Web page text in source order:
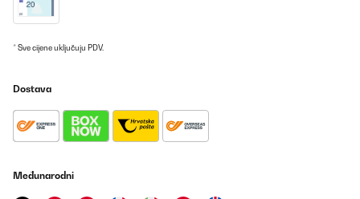
una lavastoviglie compatta, affidabile e duratura, questa
degli elettrodomestici più utili in casa.
Prevedi
- It has to be above the sink level. The draining pump is not
* Sve cijene uključuju PDV.
Dostava
Međunarodni